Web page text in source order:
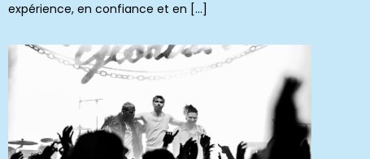
expérience, en confiance et en […]